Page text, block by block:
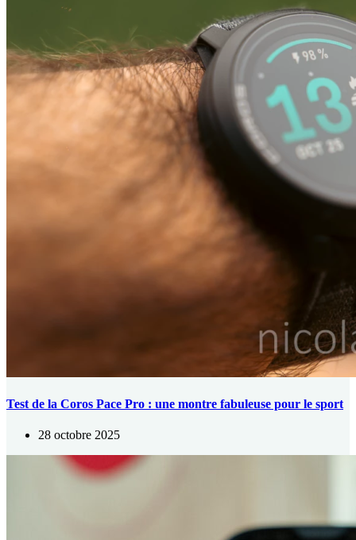
Test de la Coros Pace Pro : une montre fabuleuse pour le sport
28 octobre 2025